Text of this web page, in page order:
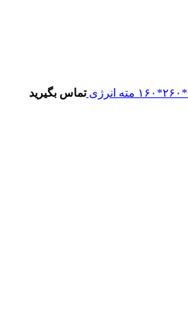
تماس بگیرید